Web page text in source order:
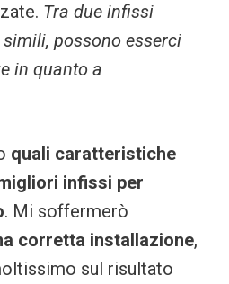
Tra due infissi
possono esserci
in quanto a
quali caratteristiche
infissi per
. Mi soffermerò
corretta installazione,
sul risultato